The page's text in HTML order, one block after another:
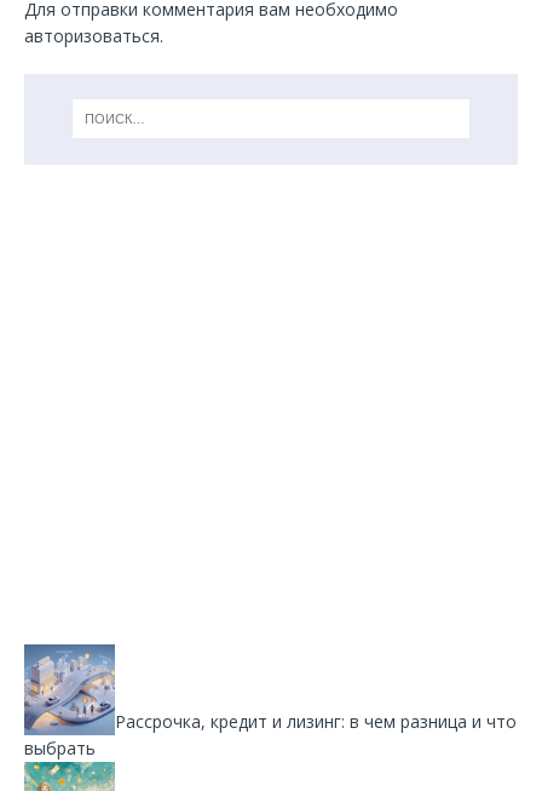
Для отправки комментария вам необходимо
авторизоваться.
Рассрочка, кредит и лизинг: в чем разница и что
выбрать